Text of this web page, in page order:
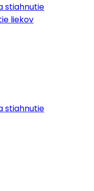
stiahnutie
liekov
stiahnutie